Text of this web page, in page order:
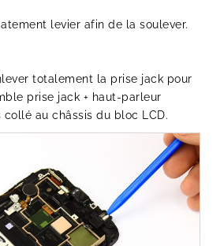
levier afin de la soulever.
totalement la prise jack pour
prise jack + haut-parleur
au châssis du bloc LCD.